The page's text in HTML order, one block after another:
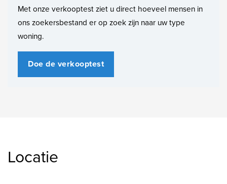
Aantal slaapkamers
Met onze verkooptest ziet u direct hoeveel mensen in
ons zoekersbestand er op zoek zijn naar uw type
woning.
Doe de verkooptest
Locatie